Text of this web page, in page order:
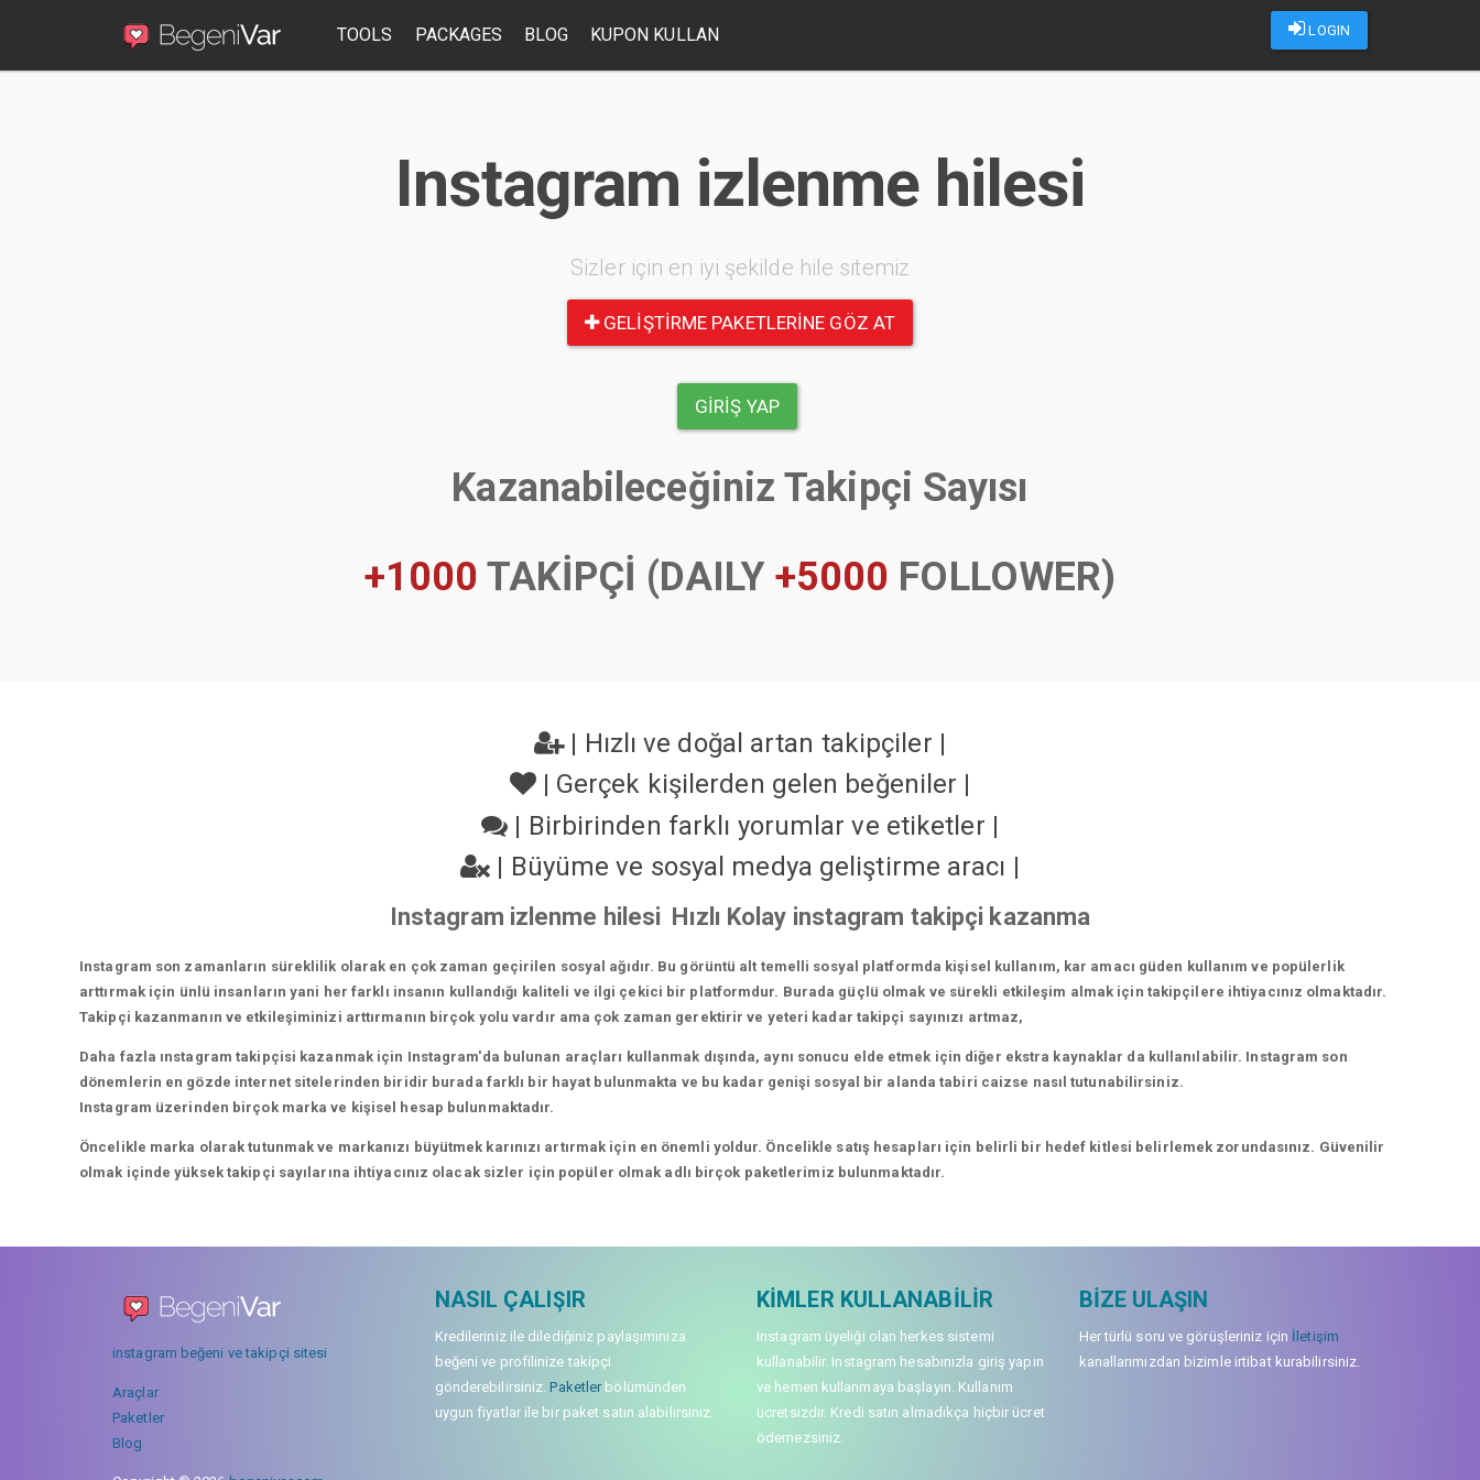
LOGIN
TOOLS PACKAGES BLOG KUPON KULLAN
Instagram izlenme hilesi
Sizler için en iyi şekilde hile sitemiz
GELIŞTIRME PAKETLERINE GÖZ AT
GIRIŞ YAP
Kazanabileceğiniz Takipçi Sayısı
+1000 TAKİPÇİ (DAILY +5000 FOLLOWER)
| Hızlı ve doğal artan takipçiler |
| Gerçek kişilerden gelen beğeniler |
| Birbirinden farklı yorumlar ve etiketler |
| Büyüme ve sosyal medya geliştirme aracı |
Instagram izlenme hilesi Hızlı Kolay instagram takipçi kazanma
Instagram son zamanların süreklilik olarak en çok zaman geçirilen sosyal ağıdır. Bu görüntü alt temelli sosyal platformda kişisel kullanım, kar amacı güden kullanım ve popülerlik
arttırmak için ünlü insanların yani her farklı insanın kullandığı kaliteli ve ilgi çekici bir platformdur. Burada güçlü olmak ve sürekli etkileşim almak için takipçilere ihtiyacınız olmaktadır.
Takipçi kazanmanın ve etkileşiminizi arttırmanın birçok yolu vardır ama çok zaman gerektirir ve yeteri kadar takipçi sayınızı artmaz,
Daha fazla ınstagram takipçisi kazanmak için Instagram'da bulunan araçları kullanmak dışında, aynı sonucu elde etmek için diğer ekstra kaynaklar da kullanılabilir. Instagram son
dönemlerin en gözde internet sitelerinden biridir burada farklı bir hayat bulunmakta ve bu kadar genişi sosyal bir alanda tabiri caizse nasıl tutunabilirsiniz.
Instagram üzerinden birçok marka ve kişisel hesap bulunmaktadır.
Öncelikle marka olarak tutunmak ve markanızı büyütmek karınızı artırmak için en önemli yoldur. Öncelikle satış hesapları için belirli bir hedef kitlesi belirlemek zorundasınız. Güvenilir
olmak içinde yüksek takipçi sayılarına ihtiyacınız olacak sizler için popüler olmak adlı birçok paketlerimiz bulunmaktadır.
instagram beğeni ve takipçi sitesi
Araçlar
Paketler
Blog
NASIL ÇALIŞIR
Kredileriniz ile dilediğiniz paylaşımınıza
beğeni ve profilinize takipçi
gönderebilirsiniz.Paketler bölümünden
uygun fiyatlar ile bir paket satın alabilirsiniz.
KIMLER KULLANABILIR
Instagram üyeliği olan herkes sistemi
kullanabilir. Instagram hesabınızla giriş yapın
ve hemen kullanmaya başlayın. Kullanım
ücretsizdir. Kredi satın almadıkça hiçbir ücret
ödemezsiniz.
BIZE ULAŞIN
Her türlü soru ve görüşleriniz için İletişim
kanallarımızdan bizimle irtibat kurabilirsiniz.